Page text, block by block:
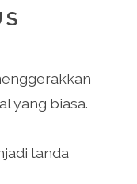
yang biasa.
tanda